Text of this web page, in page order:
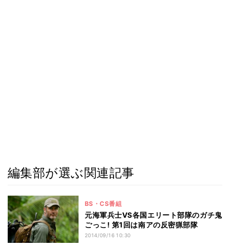
編集部が選ぶ関連記事
BS・CS番組
元海軍兵士VS各国エリート部隊のガチ鬼
ごっこ! 第1回は南アの反密猟部隊
2014/09/16 10:30